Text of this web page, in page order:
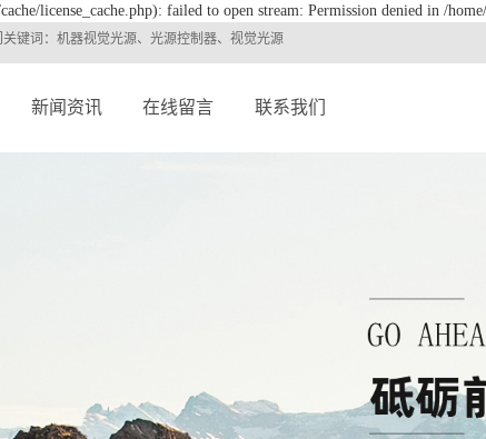
license_cache.php): failed to open stream: Permission denied in /
键词：机器视觉光源、光源控制器、视觉光源
新闻资讯 在线留言 联系我们